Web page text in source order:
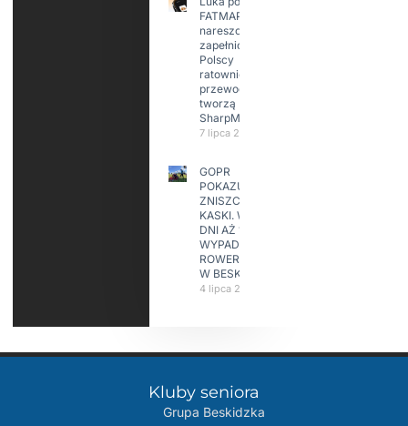
FATMAP-ie
nareszcie
zapełniona?
Polscy
ratownicy i
przewodnicy
tworzą
SharpMap
7 lipca 2026
GOPR
POKAZUJE
ZNISZCZONE
KASKI. W KILKA
DNI AŻ 15
WYPADKÓW
ROWERZYSTÓW
W BESKIDACH
4 lipca 2026
Kluby seniora
Grupa Beskidzka​